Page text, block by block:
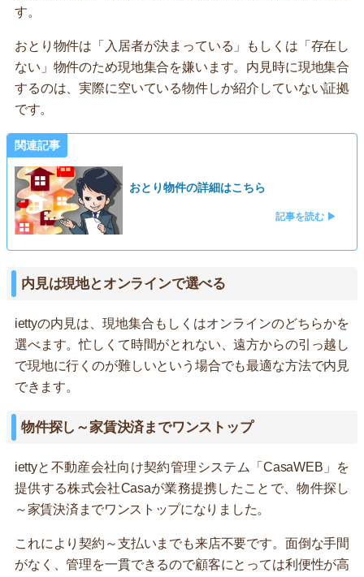
す。
おとり物件は「入居者が決まっている」もしくは「存在し
ない」物件のため現地集合を嫌います。内見時に現地集合
するのは、実際に空いている物件しか紹介していない証拠
です。
関連記事
おとり物件の詳細はこちら
記事を読む ▶
内見は現地とオンラインで選べる
iettyの内見は、現地集合もしくはオンラインのどちらかを
選べます。忙しくて時間がとれない、遠方からの引っ越し
で現地に行くのが難しいという場合でも最適な方法で内見
できます。
物件探し～家賃決済までワンストップ
iettyと不動産会社向け契約管理システム「CasaWEB」を
提供する株式会社Casaが業務提携したことで、物件探し
～家賃決済までワンストップになりました。
これにより契約～支払いまでも来店不要です。面倒な手間
がなく、管理を一貫できるので顧客にとっては利便性が高